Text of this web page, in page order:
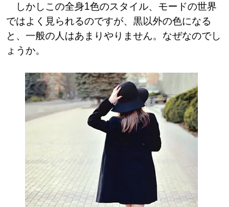
しかしこの全身1色のスタイル、モードの世界
ではよく見られるのですが、黒以外の色になる
と、一般の人はあまりやりません。なぜなのでし
ょうか。